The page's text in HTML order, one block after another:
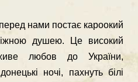
перед нами постає кароокий
душею. Це високий
любов до України,
ночі, пахнуть білі